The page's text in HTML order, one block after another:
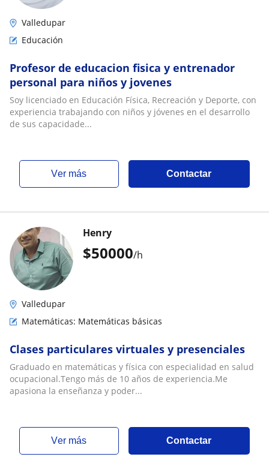
Valledupar
Educación
Profesor de educacion fisica y entrenador
personal para niños y jovenes
Soy licenciado en Educación Física, Recreación y Deporte, con
experiencia trabajando con niños y jóvenes en el desarrollo
de sus capacidade...
ver más Contactar
$50000/h
Henry
Valledupar
Matemáticas: Matemáticas básicas
Clases particulares virtuales y presenciales
Graduado en matemáticas y física con especialidad en salud
ocupacional.Tengo más de 10 años de experiencia.Me
apasiona la enseñanza y poder...
ver más Contactar